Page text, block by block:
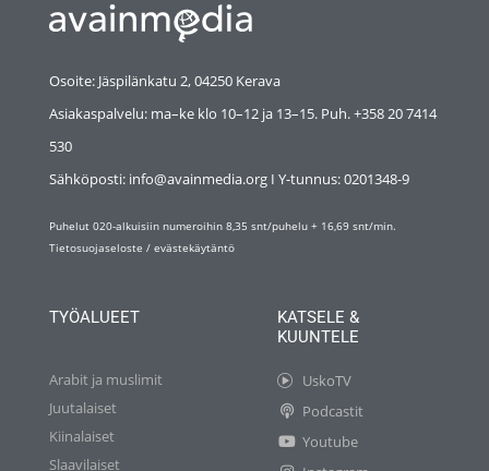
Osoite: Jäspilänkatu 2, 04250 Kerava
Asiakaspalvelu: ma–ke klo 10–12 ja 13–15. Puh. +358 20 7414
530
Sähköposti: info@avainmedia.org I Y-tunnus:0201348-9
Puhelut 020-alkuisiin numeroihin 8,35 snt/puhelu + 16,69 snt/min.
Tietosuojaseloste / evästekäytäntö
TYÖALUEET
Arabit ja muslimit
Juutalaiset
Kiinalaiset
Slaavilaiset
KATSELE &
KUUNTELE
UskoTV
Podcastit
Youtube